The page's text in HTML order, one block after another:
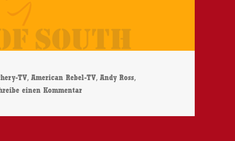
TV,American Rebel-TV,Andy Ross,
einen Kommentarzu Andy Ross – Time To Fight – CD-Review